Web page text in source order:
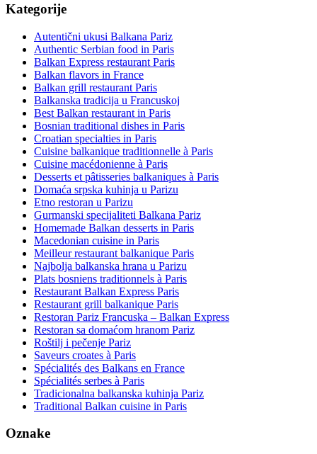
Kategorije
Autentični ukusi Balkana Pariz
Authentic Serbian food in Paris
Balkan Express restaurant Paris
Balkan flavors in France
Balkan grill restaurant Paris
Balkanska tradicija u Francuskoj
Best Balkan restaurant in Paris
Bosnian traditional dishes in Paris
Croatian specialties in Paris
Cuisine balkanique traditionnelle à Paris
Cuisine macédonienne à Paris
Desserts et pâtisseries balkaniques à Paris
Domaća srpska kuhinja u Parizu
Etno restoran u Parizu
Gurmanski specijaliteti Balkana Pariz
Homemade Balkan desserts in Paris
Macedonian cuisine in Paris
Meilleur restaurant balkanique Paris
Najbolja balkanska hrana u Parizu
Plats bosniens traditionnels à Paris
Restaurant Balkan Express Paris
Restaurant grill balkanique Paris
Restoran Pariz Francuska – Balkan Express
Restoran sa domaćom hranom Pariz
Roštilj i pečenje Pariz
Saveurs croates à Paris
Spécialités des Balkans en France
Spécialités serbes à Paris
Tradicionalna balkanska kuhinja Pariz
Traditional Balkan cuisine in Paris
Oznake